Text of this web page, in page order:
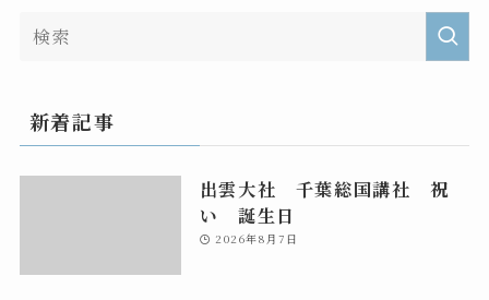
新着記事
出雲大社 千葉総国講社 祝
い 誕生日
2026年8月7日